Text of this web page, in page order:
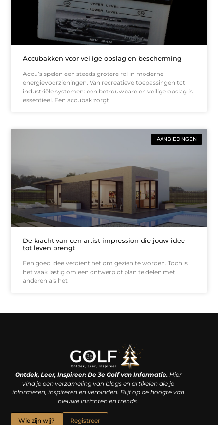
Accubakken voor veilige opslag en bescherming
Accu’s spelen een steeds grotere rol in moderne
energievoorzieningen. Van recreatieve toepassingen tot
industriële systemen: een betrouwbare en veilige opslag is
essentieel. Een accubak zorgt
AANBIEDINGEN
De kracht van een artist impression die jouw idee
tot leven brengt
Een goed idee verdient het om gezien te worden. Toch is
het vaak lastig om een ontwerp of plan te delen met
anderen als het
Ontdek, Leer, Inspireer: De 3e Golf van Informatie.Hier
vind je een verzameling van blogs en artikelen die je
informeren, inspireren en verbinden. Blijf op de hoogte van
nieuwe inzichten en trends.
Wie zijn wij? Registreer